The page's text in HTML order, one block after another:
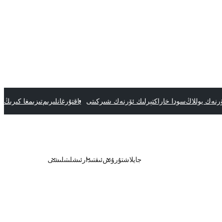
يوللاڭسودا خاراكتېرلىك ئۆرنەك شىركىتى ياقتۇرغانلىرىمتىزىمغا كىرىڭ
جايلاشتۇرۇشئىقتىدار ئىشلىتىلىشى